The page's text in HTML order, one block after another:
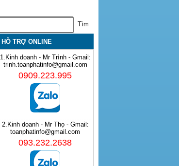
HỖ TRỢ ONLINE
1.Kinh doanh - Mr Trình - Gmail:
trinh.toanphatinfo@gmail.com
0909.223.995
2.Kinh doanh - Mr Thọ - Gmail:
toanphatinfo@gmail.com
093.232.2638